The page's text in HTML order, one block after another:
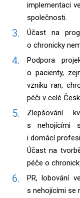
implementaci
společnosti.
Účast na
o chronicky
Podpora
o pacienty,
vzniku ran,
péči v celé
Zlepšování
s nehojícími
i domácí
Účast na
péče o
PR, lobování
s nehojícími se